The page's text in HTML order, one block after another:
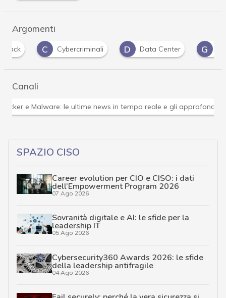
Argomenti
C
Cybercriminali D Data Center G guida
Canali
Attacchi hacker e Malware: le ultime news in tempo
SPAZIO CISO
Career evolution per CIO e CISO: i dati
dell’Empowerment Program 2026
07 Ago 2026
Sovranità digitale e AI: le sfide per la
leadership IT
05 Ago 2026
Cybersecurity360 Awards 2026: le sfide
della leadership antifragile
04 Ago 2026